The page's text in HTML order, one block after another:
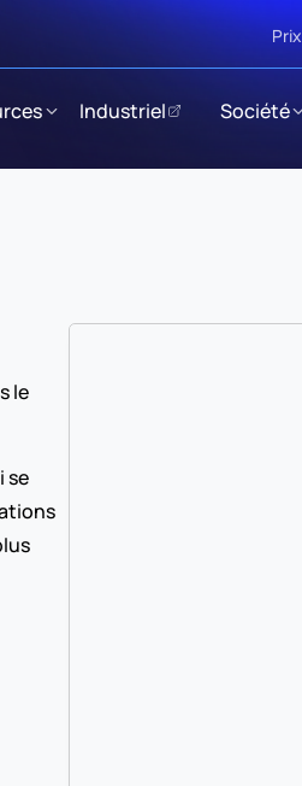
Prix
Industriel Société
le
se